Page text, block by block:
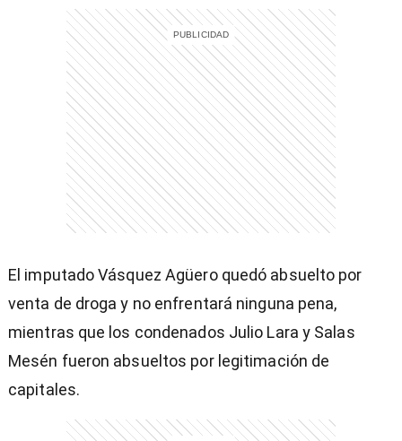
El imputado Vásquez Agüero quedó absuelto por
venta de droga y no enfrentará ninguna pena,
mientras que los condenados Julio Lara y Salas
Mesén fueron absueltos por legitimación de
capitales.